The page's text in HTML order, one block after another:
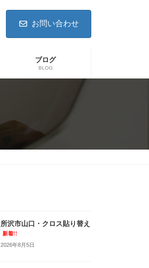
お問い合わせ
ブログ
BLOG
所沢市山口・クロス貼り替え
新着!!
2026年8月5日